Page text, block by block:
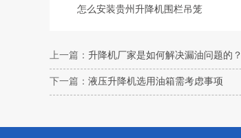
怎么安装贵州升降机围栏吊笼
上一篇： 升降机厂家是如何解决漏油问题的？
下一篇： 液压升降机选用油箱需考虑事项